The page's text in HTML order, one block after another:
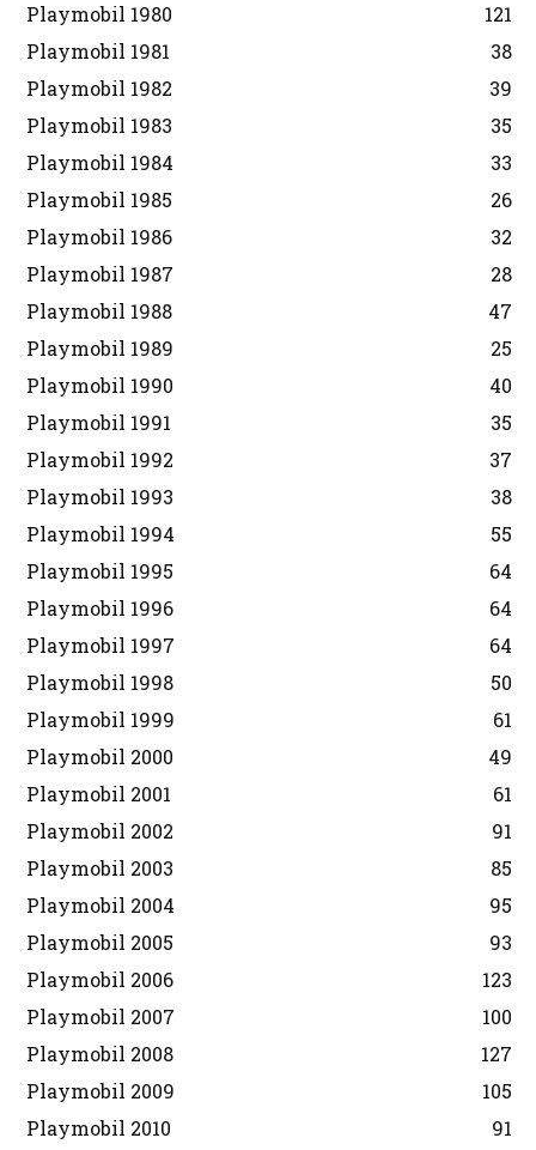
Playmobil 1980
121
Playmobil 1981
38
Playmobil 1982
39
Playmobil 1983
35
Playmobil 1984
33
Playmobil 1985
26
Playmobil 1986
32
Playmobil 1987
28
Playmobil 1988
47
Playmobil 1989
25
Playmobil 1990
40
Playmobil 1991
35
Playmobil 1992
37
Playmobil 1993
38
Playmobil 1994
55
Playmobil 1995
64
Playmobil 1996
64
Playmobil 1997
64
Playmobil 1998
50
Playmobil 1999
61
Playmobil 2000
49
Playmobil 2001
61
Playmobil 2002
91
Playmobil 2003
85
Playmobil 2004
95
Playmobil 2005
93
Playmobil 2006
123
Playmobil 2007
100
Playmobil 2008
127
Playmobil 2009
105
Playmobil 2010
91